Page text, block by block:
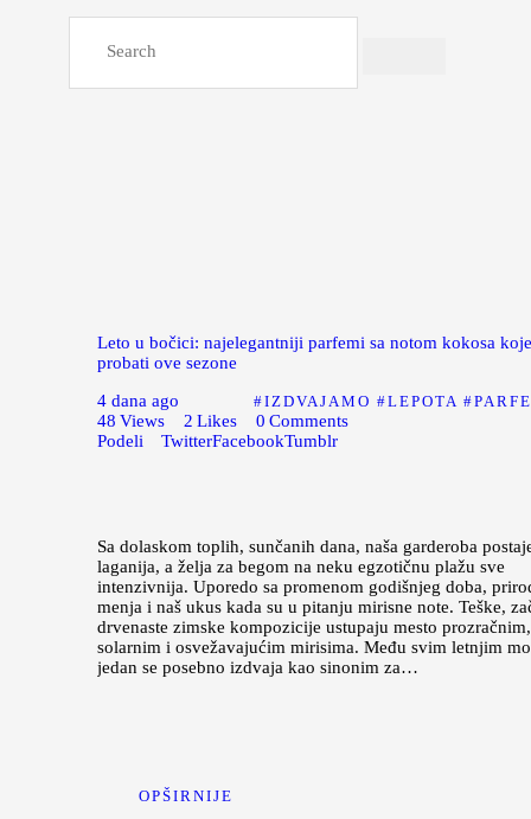
Leto u bočici: najelegantniji parfemi sa notom kokosa
probati ove sezone
4 dana ago
IZDVAJAMO LEPOTA
48 Views 2 Likes 0 Comments
Podeli
TwitterFacebookTumblr
Sa dolaskom toplih, sunčanih dana, naša garderoba
laganija, a želja za begom na neku egzotičnu plažu sve
intenzivnija. Uporedo sa promenom godišnjeg doba,
menja i naš ukus kada su u pitanju mirisne note. Teške,
drvenaste zimske kompozicije ustupaju mesto prozračnim,
solarnim i osvežavajućim mirisima. Među svim letnjim
jedan se posebno izdvaja kao sinonim za…
OPŠIRNIJE